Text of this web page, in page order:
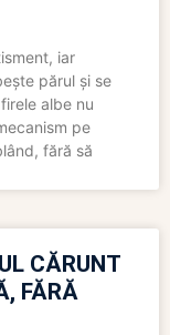
iar
părul și se
albe nu
pe
fără să
CĂRUNT
FĂRĂ